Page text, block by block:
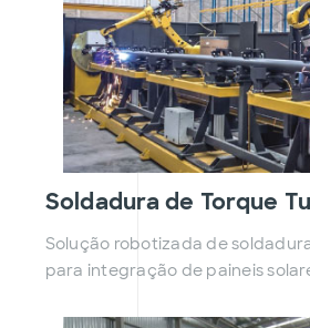
Soldadura de Torque
Solução robotizada de
para integração de paineis